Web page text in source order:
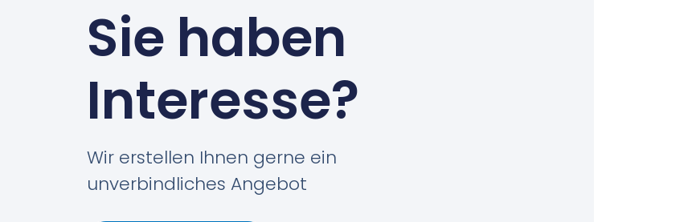
Sie haben
Interesse?
Wir erstellen Ihnen gerne ein
unverbindliches Angebot